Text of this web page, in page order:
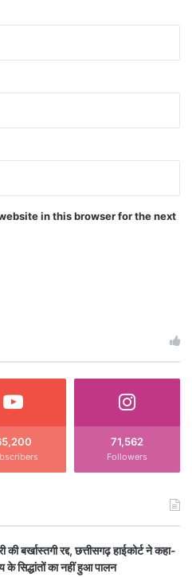
in this browser for the next
71,562
Followers
की बर्खास्तगी रद्द, छत्तीसगढ़ हाईकोर्ट ने कहा-
के सिद्धांतों का नहीं हुआ पालन